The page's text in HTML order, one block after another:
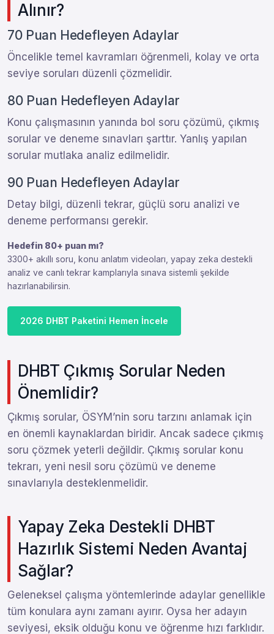
Alınır?
70 Puan Hedefleyen Adaylar
Öncelikle temel kavramları öğrenmeli, kolay ve orta
seviye soruları düzenli çözmelidir.
80 Puan Hedefleyen Adaylar
Konu çalışmasının yanında bol soru çözümü, çıkmış
sorular ve deneme sınavları şarttır. Yanlış yapılan
sorular mutlaka analiz edilmelidir.
90 Puan Hedefleyen Adaylar
Detay bilgi, düzenli tekrar, güçlü soru analizi ve
deneme performansı gerekir.
Hedefin 80+ puan mı?
3300+ akıllı soru, konu anlatım videoları, yapay zeka destekli
analiz ve canlı tekrar kamplarıyla sınava sistemli şekilde
hazırlanabilirsin.
2026 DHBT Paketini Hemen İncele
DHBT Çıkmış Sorular Neden
Önemlidir?
Çıkmış sorular, ÖSYM’nin soru tarzını anlamak için
en önemli kaynaklardan biridir. Ancak sadece çıkmış
soru çözmek yeterli değildir. Çıkmış sorular konu
tekrarı, yeni nesil soru çözümü ve deneme
sınavlarıyla desteklenmelidir.
Yapay Zeka Destekli DHBT
Hazırlık Sistemi Neden Avantaj
Sağlar?
Geleneksel çalışma yöntemlerinde adaylar genellikle
tüm konulara aynı zamanı ayırır. Oysa her adayın
seviyesi, eksik olduğu konu ve öğrenme hızı farklıdır.